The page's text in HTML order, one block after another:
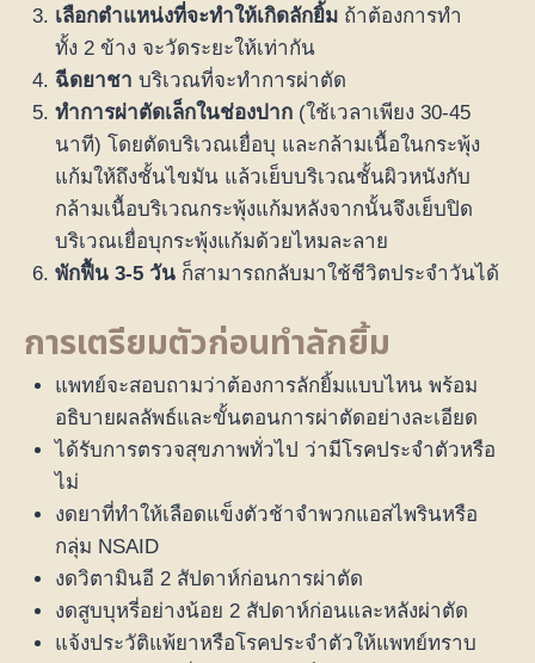
เลือกตำแหน่งที่จะทำให้เกิดลักยิ้มถ้าต้องการทำ
ทั้ง 2 ข้าง จะวัดระยะให้เท่ากัน
ฉีดยาชา บริเวณที่จะทำการผ่าตัด
ทำการผ่าตัดเล็กในช่องปาก(ใช้เวลาเพียง 30-45
นาที) โดยตัดบริเวณเยื่อบุ และกล้ามเนื้อในกระพุ้ง
แก้มให้ถึงชั้นไขมัน แล้วเย็บบริเวณชั้นผิวหนังกับ
กล้ามเนื้อบริเวณกระพุ้งแก้มหลังจากนั้นจึงเย็บปิด
บริเวณเยื่อบุกระพุ้งแก้มด้วยไหมละลาย
พักฟื้น 3-5 วันก็สามารถกลับมาใช้ชีวิตประจำวันได้
การเตรียมตัวก่อนทำลักยิ้ม
แพทย์จะสอบถามว่าต้องการลักยิ้มแบบไหน พร้อม
อธิบายผลลัพธ์และขั้นตอนการผ่าตัดอย่างละเอียด
ได้รับการตรวจสุขภาพทั่วไป ว่ามีโรคประจำตัวหรือ
ไม่
งดยาที่ทำให้เลือดแข็งตัวช้าจำพวกแอสไพรินหรือ
กลุ่ม NSAID
งดวิตามินอี 2 สัปดาห์ก่อนการผ่าตัด
งดสูบบุหรี่อย่างน้อย 2 สัปดาห์ก่อนและหลังผ่าตัด
แจ้งประวัติแพ้ยาหรือโรคประจำตัวให้แพทย์ทราบ